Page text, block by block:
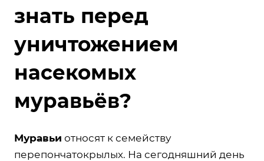
знать перед
уничтожением
насекомых
муравьёв?
Муравьи относят к семейству
перепончатокрылых. На сегодняшний день